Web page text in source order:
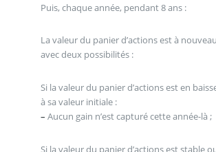
Puis, chaque année, pendant 8 ans :
La valeur du panier d’actions est à
avec deux possibilités :
Si la valeur du panier d’actions est en
à sa valeur initiale :
– Aucun gain n’est capturé cette année-là ;
Si la valeur du panier d’actions est stable